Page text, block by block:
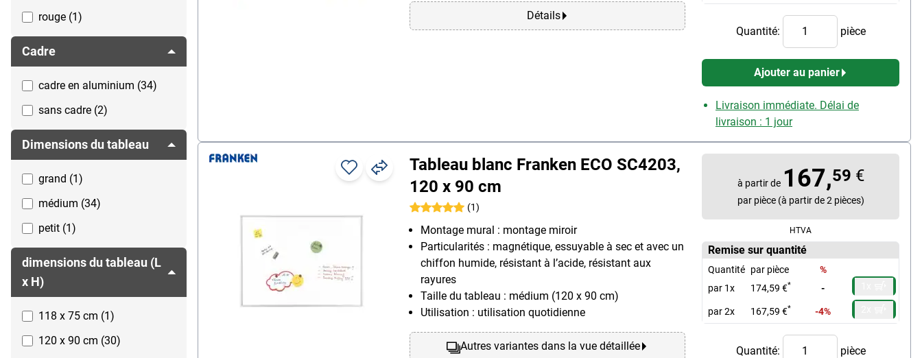
rouge (1)
Cadre
cadre en aluminium (34)
sans cadre (2)
Dimensions du tableau
grand (1)
médium (34)
petit (1)
dimensions du tableau (L
x H)
118 x 75 cm (1)
120 x 90 cm (30)
Détails
Quantité: pièce
Ajouter au panier
Livraison immédiate. Délai de
livraison : 1 jour
Tableau blanc Franken ECO SC4203,
120 x 90 cm
(1)
Montage mural : montage miroir
Particularités : magnétique, essuyable à sec et avec un
chiffon humide, résistant à l’acide, résistant aux
rayures
Taille du tableau : médium (120 x 90 cm)
Utilisation : utilisation quotidienne
Autres variantes dans la vue détaillée
à partir de 167,59 €
par pièce (à partir de 2 pièces)
HTVA
Remise sur quantité
Quantité par pièce
%
par 1x
174,59 €* -
par 2x 167,59 €* -4%
Quantité: pièce